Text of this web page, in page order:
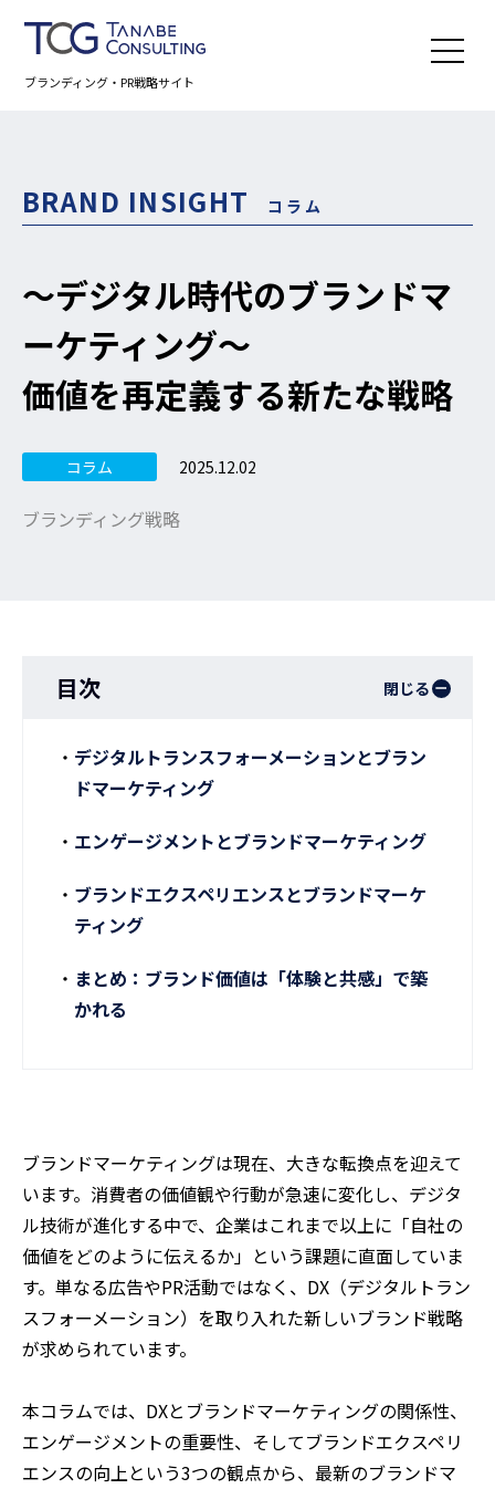
ブランディング・PR戦略サイト
BRAND INSIGHT コラム
～デジタル時代のブランドマ
ーケティング～
価値を再定義する新たな戦略
コラム 2025.12.02
ブランディング戦略
目次 閉じる
デジタルトランスフォーメーションとブラン
ドマーケティング
エンゲージメントとブランドマーケティング
ブランドエクスペリエンスとブランドマーケ
ティング
まとめ：ブランド価値は「体験と共感」で築
かれる
ブランドマーケティングは現在、大きな転換点を迎えて
います。消費者の価値観や行動が急速に変化し、デジタ
ル技術が進化する中で、企業はこれまで以上に「自社の
価値をどのように伝えるか」という課題に直面していま
す。単なる広告やPR活動ではなく、DX（デジタルトラン
スフォーメーション）を取り入れた新しいブランド戦略
が求められています。
本コラムでは、DXとブランドマーケティングの関係性、
エンゲージメントの重要性、そしてブランドエクスペリ
エンスの向上という3つの観点から、最新のブランドマ